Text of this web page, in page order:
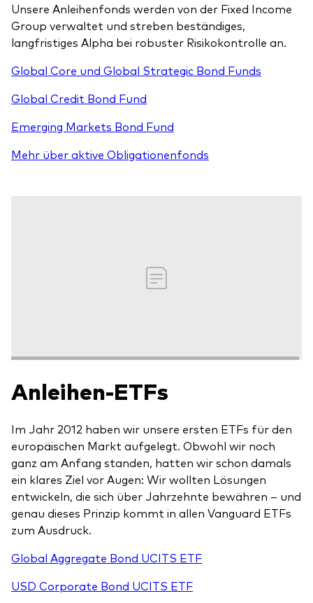
Unsere Anleihenfonds werden von der Fixed Income
Group verwaltet und streben beständiges,
langfristiges Alpha bei robuster Risikokontrolle an.
Global Core und Global Strategic Bond Funds
Global Credit Bond Fund
Emerging Markets Bond Fund
Mehr über aktive Obligationenfonds
Anleihen-ETFs
Im Jahr 2012 haben wir unsere ersten ETFs für den
europäischen Markt aufgelegt. Obwohl wir noch
ganz am Anfang standen, hatten wir schon damals
ein klares Ziel vor Augen: Wir wollten Lösungen
entwickeln, die sich über Jahrzehnte bewähren – und
genau dieses Prinzip kommt in allen Vanguard ETFs
zum Ausdruck.
Global Aggregate Bond UCITS ETF
USD Corporate Bond UCITS ETF